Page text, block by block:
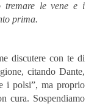
tremare le vene e i
prima.
discutere con te di
citando Dante,
i polsi”, ma proprio
cura. Sospendiamo